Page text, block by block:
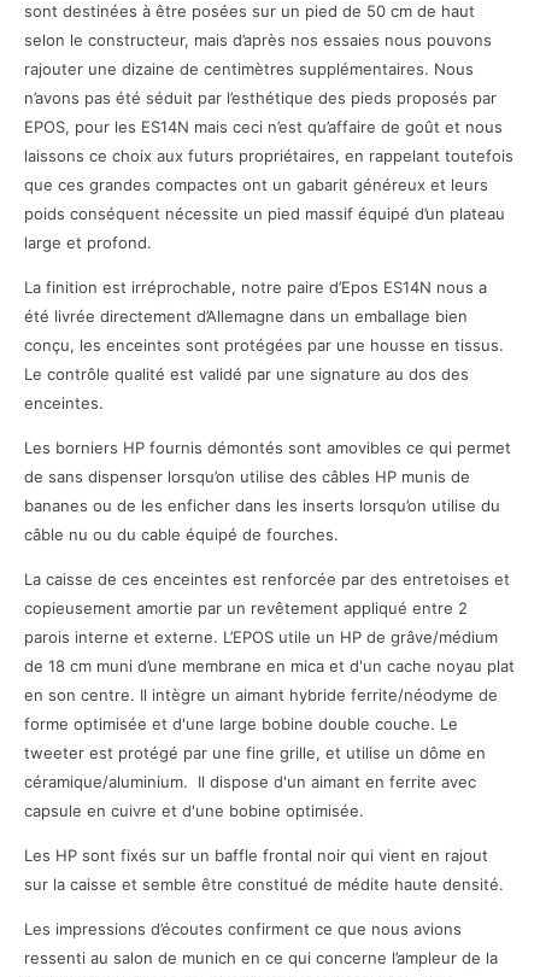
sont destinées à être posées sur un pied de 50 cm de haut
selon le constructeur, mais d’après nos essaies nous pouvons
rajouter une dizaine de centimètres supplémentaires. Nous
n’avons pas été séduit par l’esthétique des pieds proposés par
EPOS, pour les ES14N mais ceci n’est qu’affaire de goût et nous
laissons ce choix aux futurs propriétaires, en rappelant toutefois
que ces grandes compactes ont un gabarit généreux et leurs
poids conséquent nécessite un pied massif équipé d’un plateau
large et profond.
La finition est irréprochable, notre paire d’Epos ES14N nous a
été livrée directement d’Allemagne dans un emballage bien
conçu, les enceintes sont protégées par une housse en tissus.
Le contrôle qualité est validé par une signature au dos des
enceintes.
Les borniers HP fournis démontés sont amovibles ce qui permet
de sans dispenser lorsqu’on utilise des câbles HP munis de
bananes ou de les enficher dans les inserts lorsqu’on utilise du
câble nu ou du cable équipé de fourches.
La caisse de ces enceintes est renforcée par des entretoises et
copieusement amortie par un revêtement appliqué entre 2
parois interne et externe. L’EPOS utile un HP de grâve/médium
de 18 cm muni d’une membrane en mica et d'un cache noyau plat
en son centre. Il intègre un aimant hybride ferrite/néodyme de
forme optimisée et d'une large bobine double couche. Le
tweeter est protégé par une fine grille, et utilise un dôme en
céramique/aluminium. Il dispose d'un aimant en ferrite avec
capsule en cuivre et d'une bobine optimisée.
Les HP sont fixés sur un baffle frontal noir qui vient en rajout
sur la caisse et semble être constitué de médite haute densité.
Les impressions d’écoutes confirment ce que nous avions
ressenti au salon de munich en ce qui concerne l’ampleur de la